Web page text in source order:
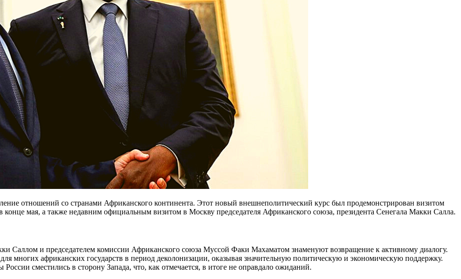
отношений со странами Африканского континента. Этот новый внешнеполитический курс был продемонстрирован визитом
мая, а также недавним официальным визитом в Москву председателя Африканского союза, президента Сенегала Макки Салла.
Саллом и председателем комиссии Африканского союза Муссой Факи Махаматом знаменуют возвращение к активному диалогу.
многих африканских государств в период деколонизации, оказывая значительную политическую и экономическую поддержку.
сместились в сторону Запада, что, как отмечается, в итоге не оправдало ожиданий.